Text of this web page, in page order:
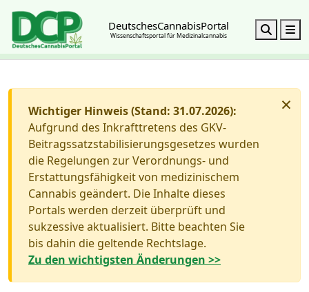
DeutschesCannabisPortal
Wissenschaftsportal für Medizinalcannabis Search
×
Wichtiger Hinweis (Stand: 31.07.2026):
Aufgrund des Inkrafttretens des GKV-
Beitragssatzstabilisierungsgesetzes wurden
die Regelungen zur Verordnungs- und
Erstattungsfähigkeit von medizinischem
Cannabis geändert. Die Inhalte dieses
Portals werden derzeit überprüft und
sukzessive aktualisiert. Bitte beachten Sie
bis dahin die geltende Rechtslage.
Zu den wichtigsten Änderungen >>